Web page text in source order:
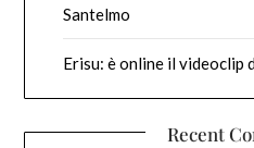
Santelmo
Erisu: è online il videoclip
Recent